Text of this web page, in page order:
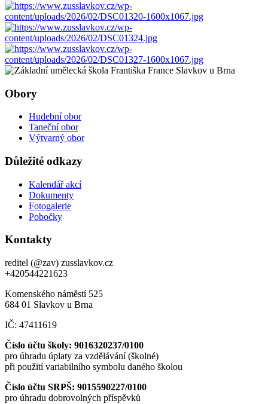
Obory
Hudební obor
Taneční obor
Výtvarný obor
Důležité odkazy
Kalendář akcí
Dokumenty
Fotogalerie
Pobočky
Kontakty
reditel (@zav) zusslavkov.cz
+420544221623
Komenského náměstí 525
684 01 Slavkov u Brna
IČ: 47411619
Číslo účtu školy: 9016320237/0100
pro úhradu úplaty za vzdělávání (školné)
při použití variabilního symbolu daného školou
Číslo účtu SRPŠ: 9015590227/0100
pro úhradu dobrovolných příspěvků